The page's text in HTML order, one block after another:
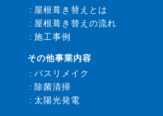
屋根葺き替えとは
屋根葺き替えの流れ
施工事例
その他事業内容
バスリメイク
除菌清掃
太陽光発電